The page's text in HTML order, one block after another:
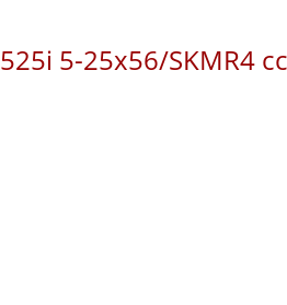
5-25x56/SKMR4